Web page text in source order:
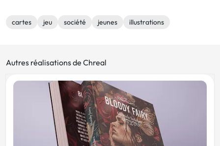
cartes jeu société jeunes illustrations
Autres réalisations de Chreal